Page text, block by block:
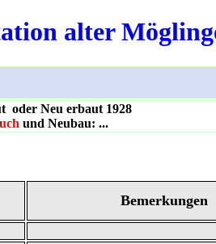
alter
oder Neu erbaut 1928
und Neubau: ...
Bemerkungen